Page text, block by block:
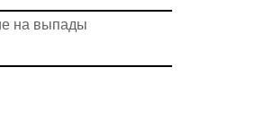
на выпады